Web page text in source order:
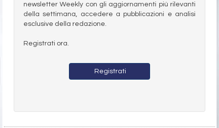
newsletter Weekly con gli aggiornamenti più rilevanti
della settimana, accedere a pubblicazioni e analisi
esclusive della redazione.
Registrati ora.
Registrati